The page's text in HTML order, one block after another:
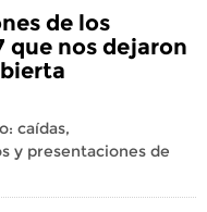
de los
que nos dejaron
caídas,
y presentaciones de